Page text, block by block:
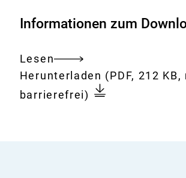
Informationen zum
Lesen
Gesamtes
Dokument
Download:
Herunterladen EFSA
Opinion
(PDF, 212
barrierefrei)